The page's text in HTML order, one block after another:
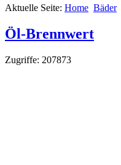
Aktuelle Seite: Home Bäder
Öl-Brennwert
Zugriffe: 207873